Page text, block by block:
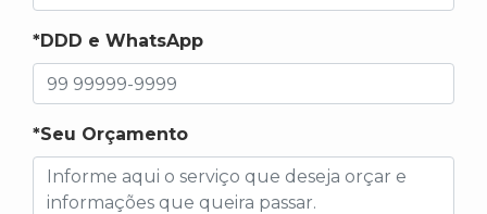
*DDD e WhatsApp
*Seu Orçamento